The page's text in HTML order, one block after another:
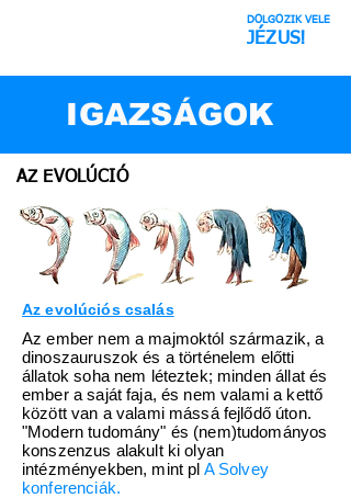
DOLGOZIK VELE
JÉZUS!
IGAZSÁGOK
AZ EVOLÚCIÓ
Az evolúciós csalás
Az ember nem a majmoktól származik, a
dinoszauruszok és a történelem előtti
állatok soha nem léteztek; minden állat és
ember a saját faja, és nem valami a kettő
között van a valami mássá fejlődő úton.
"Modern tudomány" és (nem)tudományos
konszenzus alakult ki olyan
intézményekben, mint pl A Solvey
konferenciák.